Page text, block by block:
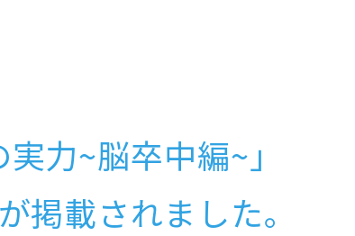
力~脳卒中編~」
掲載されました。